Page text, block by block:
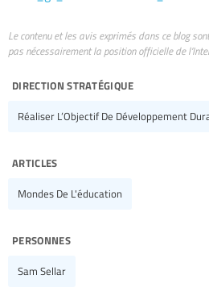
Le contenu et les avis exprimés dans ce blog
pas nécessairement la position officielle de
direction stratégique
Réaliser L’Objectif De Développement
articles
Mondes De L'éducation
personnes
Sam Sellar